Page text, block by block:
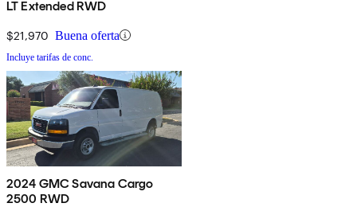
LT Extended RWD
$21,970 Buena oferta
Incluye tarifas de conc.
2024 GMC Savana Cargo
2500 RWD